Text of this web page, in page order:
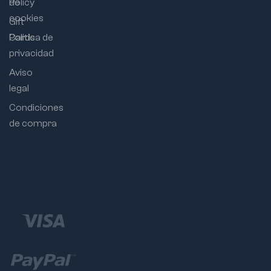
Policy
Gift
Cards
de
cookies
Politica de
privacidad
Aviso
legal
Condiciones
de compra